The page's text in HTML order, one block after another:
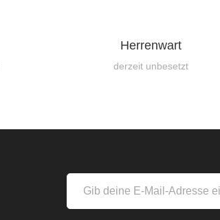
Herrenwart
derzeit unbesetzt
deine
E-